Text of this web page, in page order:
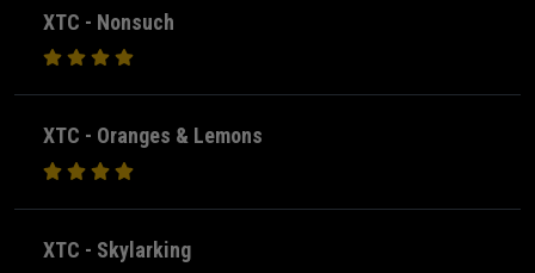
XTC - Nonsuch
XTC - Oranges & Lemons
XTC - Skylarking